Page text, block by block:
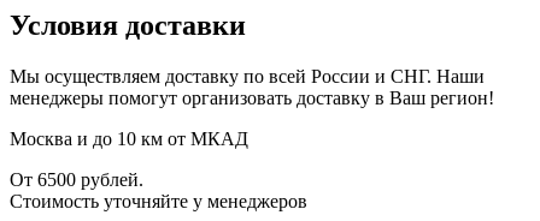
Условия доставки
Мы осуществляем доставку по всей России и СНГ. Наши
менеджеры помогут организовать доставку в Ваш регион!
Москва и до 10 км от МКАД
От 6500 рублей.
Стоимость уточняйте у менеджеров